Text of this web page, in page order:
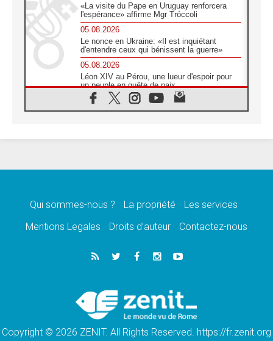
«La visite du Pape en Uruguay renforcera
l'espérance» affirme Mgr Tróccoli
05.08.2026
Le nonce en Ukraine: «Il est inquiétant
d'entendre ceux qui bénissent la guerre»
05.08.2026
Léon XIV au Pérou, une lueur d'espoir pour
un peuple en quête de paix
05.08.2026
SCEAM: L'Église en Afrique vers
en Argentine et au Pérou
Audience générale: la prière est un acte
d'espérance
04.08.2026
Léon XIV invite les Chevaliers de Colomb à
Au Nigéria, attaques d'église, meurtre et
enlèvements de religieux suscitent l'émotion
Qui sommes-nous ? La propriété
Les services
Mentions Legales
Droits d’auteur Contactez-nous
Copyright © 2026 ZENIT. All Rights Reserved. https://fr.zenit.org